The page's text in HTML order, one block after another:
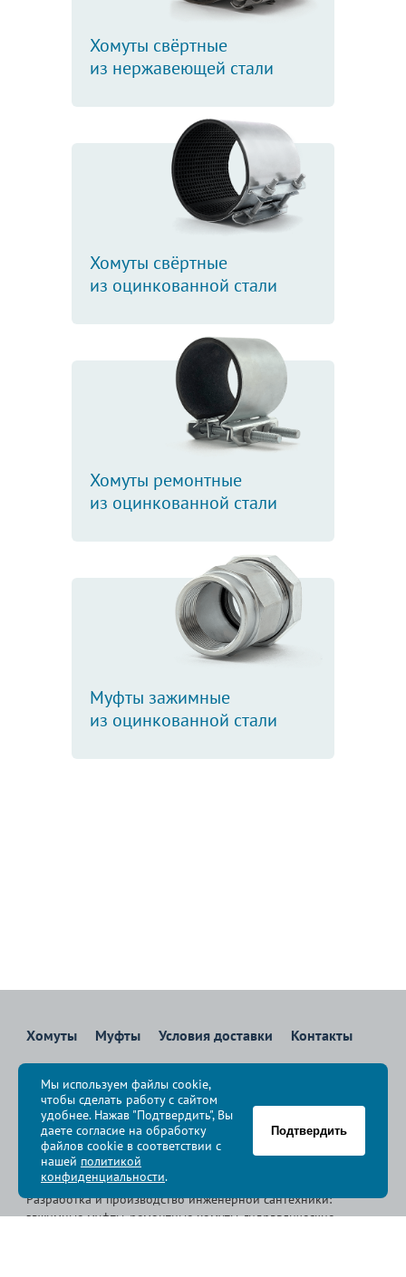
Хомуты свёртные
из нержавеющей стали
Хомуты свёртные
из оцинкованной стали
Хомуты ремонтные
из оцинкованной стали
Муфты зажимные
из оцинкованной стали
Хомуты Муфты Условия доставки Контакты
8 800 700-83-36
Звоните бесплатно с 08:00 до 17:00 по Москве
политика конфиденциальности
© Группа компаний « », 2009-2026
Разработка и производство инженерной сантехники:
зажимные муфты, ремонтные хомуты, гидравлические
Мы используем файлы cookie,
чтобы сделать работу с сайтом
удобнее. Нажав "Подтвердить", Вы
даете согласие на обработку
файлов cookie в соответствии с
нашей политикой
конфиденциальности.
Подтвердить